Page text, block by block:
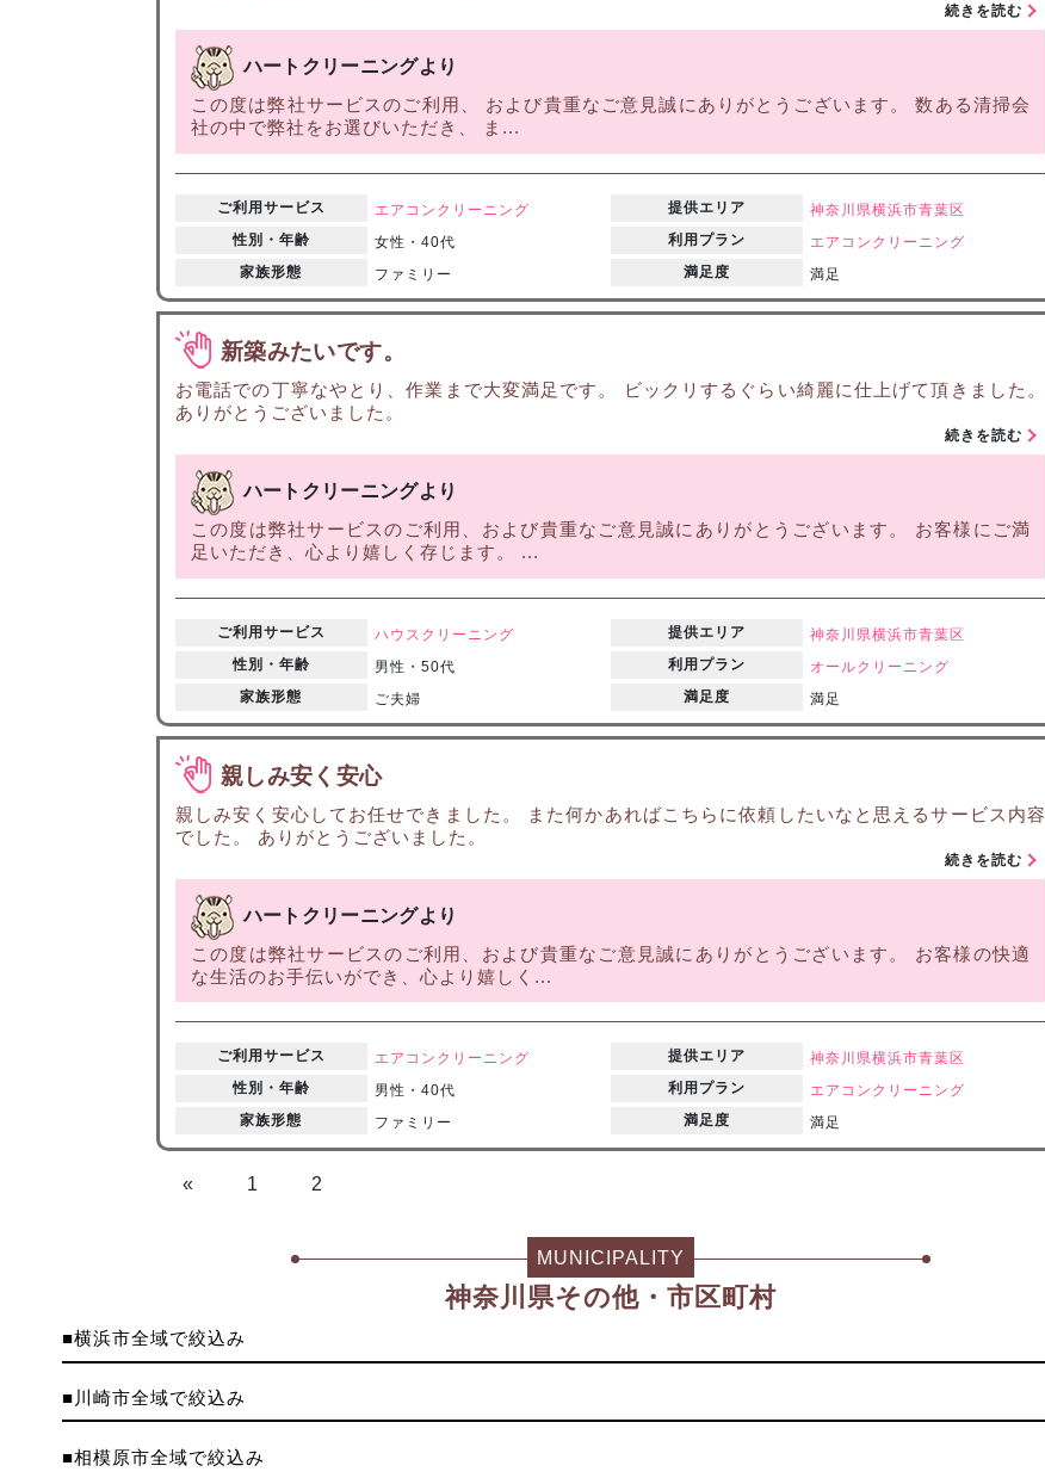
続きを読む
ハートクリーニングより
この度は弊社サービスのご利用、 および貴重なご意見誠にありがとうございます。 数ある清掃会
社の中で弊社をお選びいただき、 ま...
ご利用サービス エアコンクリーニング 提供エリア 神奈川県横浜市青葉区
性別・年齢
女性・40代 利用プラン
エアコンクリーニング
家族形態
ファミリー 満足度 満足
新築みたいです。
お電話での丁寧なやとり、作業まで大変満足です。 ビックリするぐらい綺麗に仕上げて頂きました。
ありがとうございました。
続きを読む
ハートクリーニングより
この度は弊社サービスのご利用、および貴重なご意見誠にありがとうございます。 お客様にご満
足いただき、心より嬉しく存じます。 ...
ご利用サービス ハウスクリーニング 提供エリア 神奈川県横浜市青葉区
性別・年齢
男性・50代 利用プラン
オールクリーニング
家族形態
ご夫婦 満足度 満足
親しみ安く安心
親しみ安く安心してお任せできました。 また何かあればこちらに依頼したいなと思えるサービス内容
でした。 ありがとうございました。
続きを読む
ハートクリーニングより
この度は弊社サービスのご利用、および貴重なご意見誠にありがとうございます。 お客様の快適
な生活のお手伝いができ、心より嬉しく...
ご利用サービス エアコンクリーニング 提供エリア 神奈川県横浜市青葉区
性別・年齢
男性・40代 利用プラン
エアコンクリーニング
家族形態
ファミリー 満足度 満足
« 1 2
MUNICIPALITY
神奈川県その他・市区町村
■横浜市全域で絞込み
■川崎市全域で絞込み
■相模原市全域で絞込み